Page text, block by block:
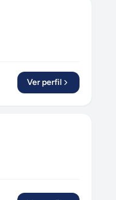
Ver perfil